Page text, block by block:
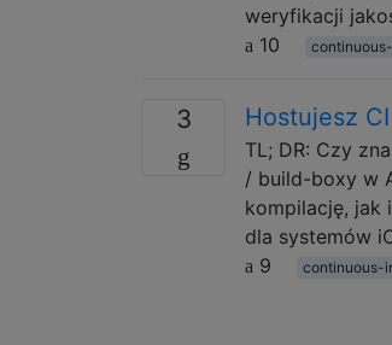
weryfikacji
10
3 Hostujesz
TL; DR: Czy
/ build-boxy w
kompilację, jak
dla systemów
9
continuous-